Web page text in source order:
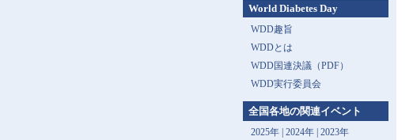
World Diabetes Day
WDD趣旨
WDDとは
WDD国連決議（PDF）
WDD実行委員会
全国各地の関連イベント
2025年| 2024年| 2023年